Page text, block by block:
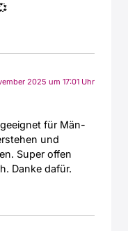
2025 um 17:01 Uhr
für Män­
und
Super offen
Dan­ke dafür.